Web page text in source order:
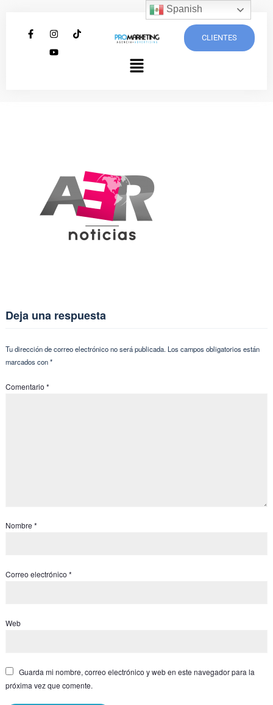
CLIENTES
Deja una respuesta
Tu dirección de correo electrónico no será publicada. Los campos obligatorios están
marcados con*
Comentario *
Nombre *
Correo electrónico *
Web
Guarda mi nombre, correo electrónico y web en este navegador para la
próxima vez que comente.
Spanish